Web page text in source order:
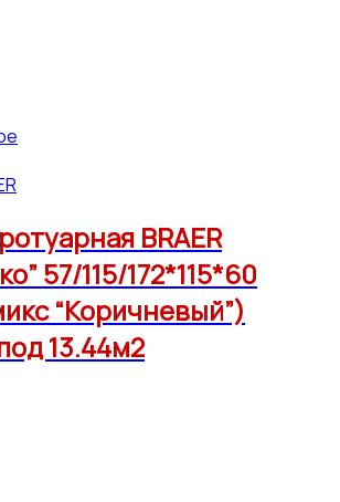
BRAER
57/115/172*115*60
“Коричневый”)
13.44м2